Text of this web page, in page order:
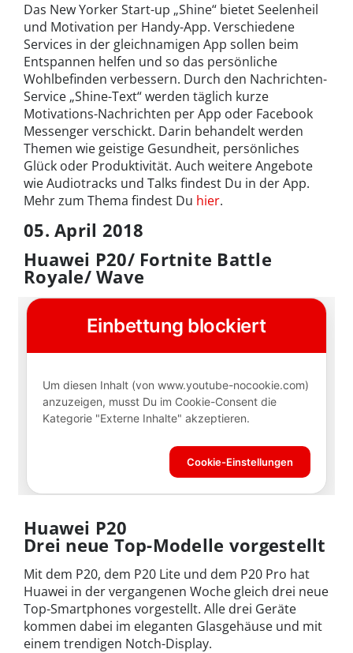
Das New Yorker Start-up „Shine“ bietet Seelenheil
und Motivation per Handy-App. Verschiedene
Services in der gleichnamigen App sollen beim
Entspannen helfen und so das persönliche
Wohlbefinden verbessern. Durch den Nachrichten-
Service „Shine-Text“ werden täglich kurze
Motivations-Nachrichten per App oder Facebook
Messenger verschickt. Darin behandelt werden
Themen wie geistige Gesundheit, persönliches
Glück oder Produktivität. Auch weitere Angebote
wie Audiotracks und Talks findest Du in der App.
Mehr zum Thema findest Du hier.
05. April 2018
Huawei P20/ Fortnite Battle
Royale/ Wave
Huawei P20
Drei neue Top-Modelle vorgestellt
Mit dem P20, dem P20 Lite und dem P20 Pro hat
Huawei in der vergangenen Woche gleich drei neue
Top-Smartphones vorgestellt. Alle drei Geräte
kommen dabei im eleganten Glasgehäuse und mit
einem trendigen Notch-Display.